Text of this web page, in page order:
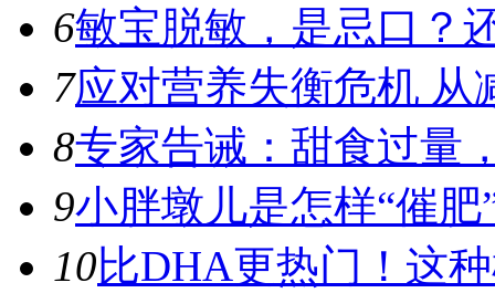
6敏宝脱敏，是忌口？
7应对营养失衡危机 从
8专家告诫：甜食过量
9小胖墩儿是怎样“催
10比DHA更热门！这